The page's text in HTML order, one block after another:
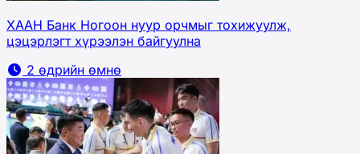
ХААН Банк Ногоон нуур орчмыг тохижуулж,
цэцэрлэгт хүрээлэн байгуулна
2 өдрийн өмнө